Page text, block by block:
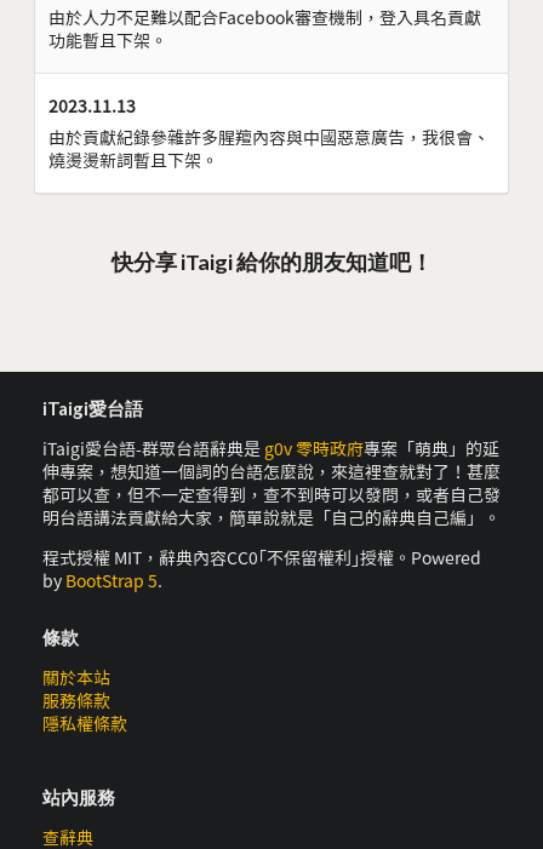
由於人力不足難以配合Facebook審查機制，登入具名貢獻
功能暫且下架。
2023.11.13
由於貢獻紀錄參雜許多腥羶內容與中國惡意廣告，我很會、
燒燙燙新詞暫且下架。
快分享 iTaigi 給你的朋友知道吧！
iTaigi愛台語
iTaigi愛台語-群眾台語辭典是 g0v 零時政府專案「萌典」的延
伸專案，想知道一個詞的台語怎麼說，來這裡查就對了！甚麼
都可以查，但不一定查得到，查不到時可以發問，或者自己發
明台語講法貢獻給大家，簡單說就是「自己的辭典自己編」。
程式授權 MIT，辭典內容CC0｢不保留權利｣授權。Powered
by BootStrap 5.
條款
關於本站
服務條款
隱私權條款
站內服務
查辭典